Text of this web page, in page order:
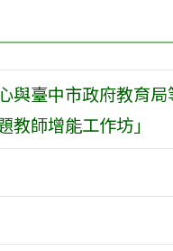
與臺中市政府教育
師增能工作坊」